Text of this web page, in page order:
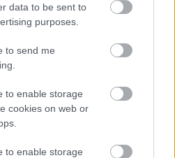
data to be sent to
purposes.
to send me
to enable storage
cookies on web or
to enable storage
DÉL-AFRIKÁBAN IS
trackback/id/7877392